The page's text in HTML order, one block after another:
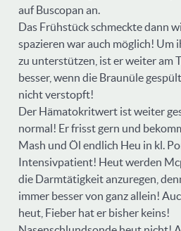
auf Buscopan an.
Das Frühstück schmeckte dann
spazieren war auch möglich! Um
zu unterstützen, ist er weiter am
besser, wenn die Braunüle
nicht verstopft!
Der Hämatokritwert ist weiter
normal! Er frisst gern und
Mash und Öl endlich Heu in kl.
Intensivpatient! Heut werden
die Darmtätigkeit anzuregen,
immer besser von ganz allein!
heut, Fieber hat er bisher keins!